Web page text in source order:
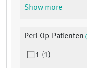
Show more
Peri-Op-Patienten
1 (1)